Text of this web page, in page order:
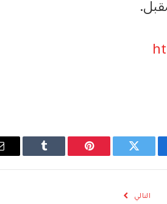
تويتر بينتيريستTumblr
التالي